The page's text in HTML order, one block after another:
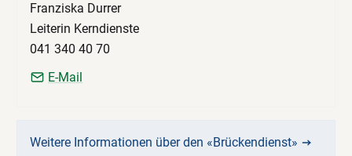
Franziska Durrer
Leiterin Kerndienste
041 340 40 70
E-Mail
Weitere Informationen über den «Brückendienst»